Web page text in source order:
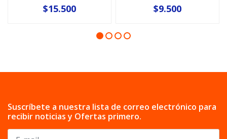
$15.500 $9.500
Suscríbete a nuestra lista de correo electrónico para
recibir noticias y Ofertas primero.